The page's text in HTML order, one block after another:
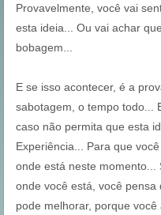
Provavelmente, você vai
esta ideia... Ou vai achar
bobagem...
E se isso acontecer, é a
sabotagem, o tempo todo...
caso não permita que esta
Experiência... Para que
onde está neste
onde você está, você
pode melhorar, porque